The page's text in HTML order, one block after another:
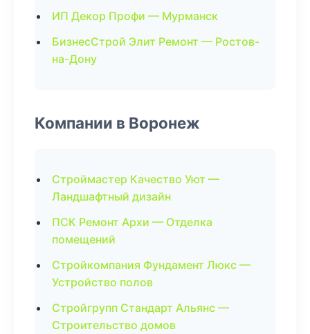
ИП Декор Профи — Мурманск
БизнесСтрой Элит Ремонт — Ростов-
на-Дону
Компании в Воронеж
Строймастер Качество Уют —
Ландшафтный дизайн
ПСК Ремонт Архи — Отделка
помещений
Стройкомпания Фундамент Люкс —
Устройство полов
Стройгрупп Стандарт Альянс —
Строительство домов